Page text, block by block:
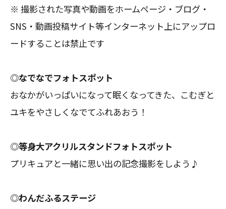
※ 撮影された写真や動画をホームページ・ブログ・
SNS・動画投稿サイト等インターネット上にアップロ
ードすることは禁止です
◎なでなでフォトスポット
おなかがいっぱいになって眠くなってきた、こむぎと
ユキをやさしくなでてふれあおう！
◎等身大アクリルスタンドフォトスポット
プリキュアと一緒に思い出の記念撮影をしよう♪
◎わんだふるステージ